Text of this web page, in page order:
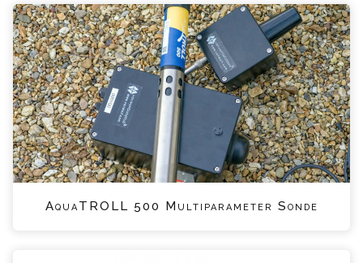
AquaTROLL 500 Multiparameter Sonde